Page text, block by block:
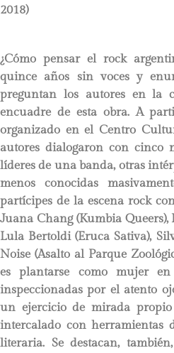
2018)
¿Cómo pensar el rock
quince años sin voces y
preguntan los autores en la
encuadre de esta obra. A
organizado en el Centro
autores dialogaron con cinco
líderes de una banda, otras
menos conocidas
partícipes de la escena rock
Juana Chang (Kumbia Queers),
Lula Bertoldi (Eruca Sativa),
Noise (Asalto al Parque
es plantarse como mujer
inspeccionadas por el atento
un ejercicio de mirada
intercalado con herramientas
literaria. Se destacan,